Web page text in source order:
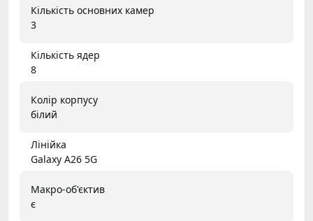
Кількість основних камер
3
Кількість ядер
8
Колір корпусу
білий
Лінійка
Galaxy A26 5G
Макро-об'єктив
є